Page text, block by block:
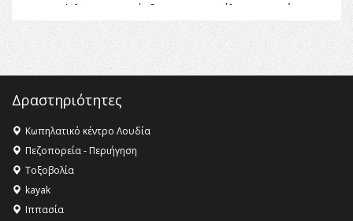
Όλυμπος: Εντάχθηκε στον Κατάλογο Παγκόσμιας
Κληρονομιάς της UNESCO – Ομόφωνη η απόφαση Ο
Όλυμπος αναγνωρίστηκε ως φυσικό και πολιτιστικό
αγαθό εξέχουσας οικουμενικής αξίας για την
ανθρωπότητα
16:18 -ΕΝΟΡΙΑΚΕΣ ΚΑΛΟΚΑΙΡΙΝΕΣ ΔΡΑΣΕΙΣ ΓΙΑ ΠΑΙΔΙΑ
ΣΤΗΝ ΕΔΕΣΣΑ
16:15 -Εργασίες συντήρησης οδοφωτισμού στην Ενωτική
Οδό Σίνδου από την Περιφέρεια Κεντρικής Μακεδονίας
11:36 -Λάκης Βασιλειάδης, Συνέντευξη PellaFm 103,3 για
το Μουσείο της Πέλλας, Λουτρά Πόζαρ και Χιονοδρομικό
18:09 -
Δραστηριότητες
Κωπηλατικό κέντρο Λουδία
Πεζοπορεία - Περιήγηση
Τοξοβολία
kayak
Ιππασία